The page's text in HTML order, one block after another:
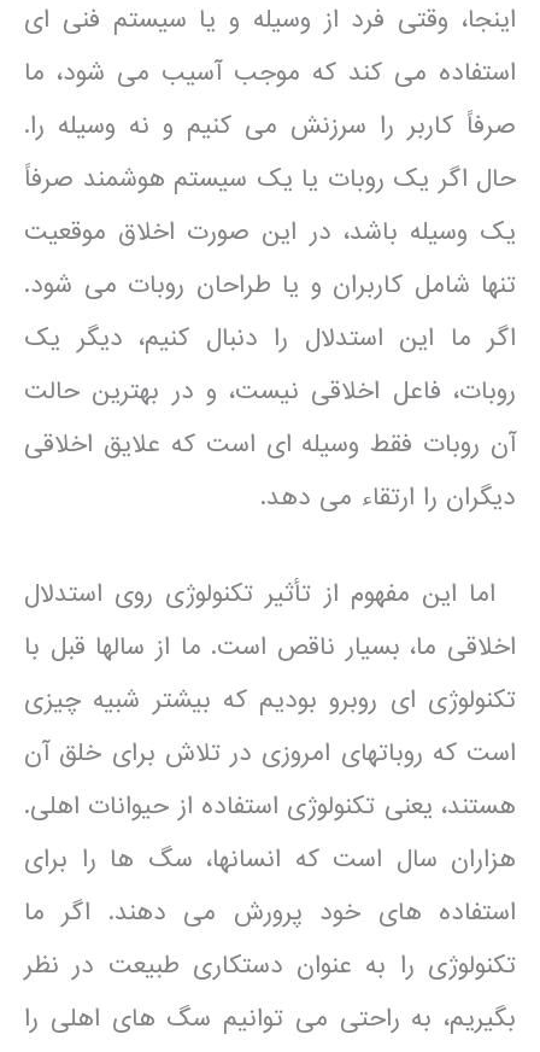
اینجا، وقتی فرد از وسیله و یا سیستم فنی ای
استفاده می کند که موجب آسیب می شود، ما
صرفاً کاربر را سرزنش می کنیم و نه وسیله را.
حال اگر یک روبات یا یک سیستم هوشمند صرفاً
یک وسیله باشد، در این صورت اخلاق موقعیت
تنها شامل کاربران و یا طراحان روبات می شود.
اگر ما این استدلال را دنبال کنیم، دیگر یک
روبات، فاعل اخلاقی نیست، و در بهترین حالت
آن روبات فقط وسیله ای است که علایق اخلاقی
دیگران را ارتقاء می دهد.
اما این مفهوم از تأثیر تکنولوژی روی استدلال
اخلاقی ما، بسیار ناقص است. ما از سالها قبل با
تکنولوژی ای روبرو بودیم که بیشتر شبیه چیزی
است که روباتهای امروزی در تلاش برای خلق آن
هستند، یعنی تکنولوژی استفاده از حیوانات اهلی.
هزاران سال است که انسانها، سگ ها را برای
استفاده های خود پرورش می دهند. اگر ما
تکنولوژی را به عنوان دستکاری طبیعت در نظر
بگیریم، به راحتی می توانیم سگ های اهلی را